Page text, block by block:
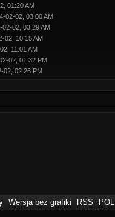
01:20 AM
02-02, 03:00 AM
02-02, 03:29 AM
02, 10:15 AM
11:01 AM
02, 01:32 PM
02, 02:26 PM
Wersja bez grafiki RSS